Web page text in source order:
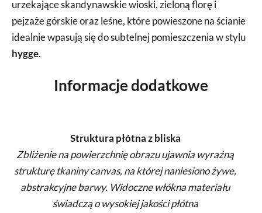
urzekające skandynawskie wioski, zieloną florę i
pejzaże górskie oraz leśne, które powieszone na ścianie
idealnie wpasują się do subtelnej pomieszczenia w stylu
hygge.
Informacje dodatkowe
Struktura płótna z bliska
Zbliżenie na powierzchnię obrazu ujawnia wyraźną
strukturę tkaniny canvas, na której naniesiono żywe,
abstrakcyjne barwy. Widoczne włókna materiału
świadczą o wysokiej jakości płótna